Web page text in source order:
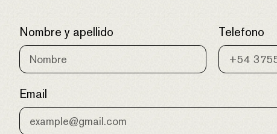
Nombre y apellido Telefono
Email